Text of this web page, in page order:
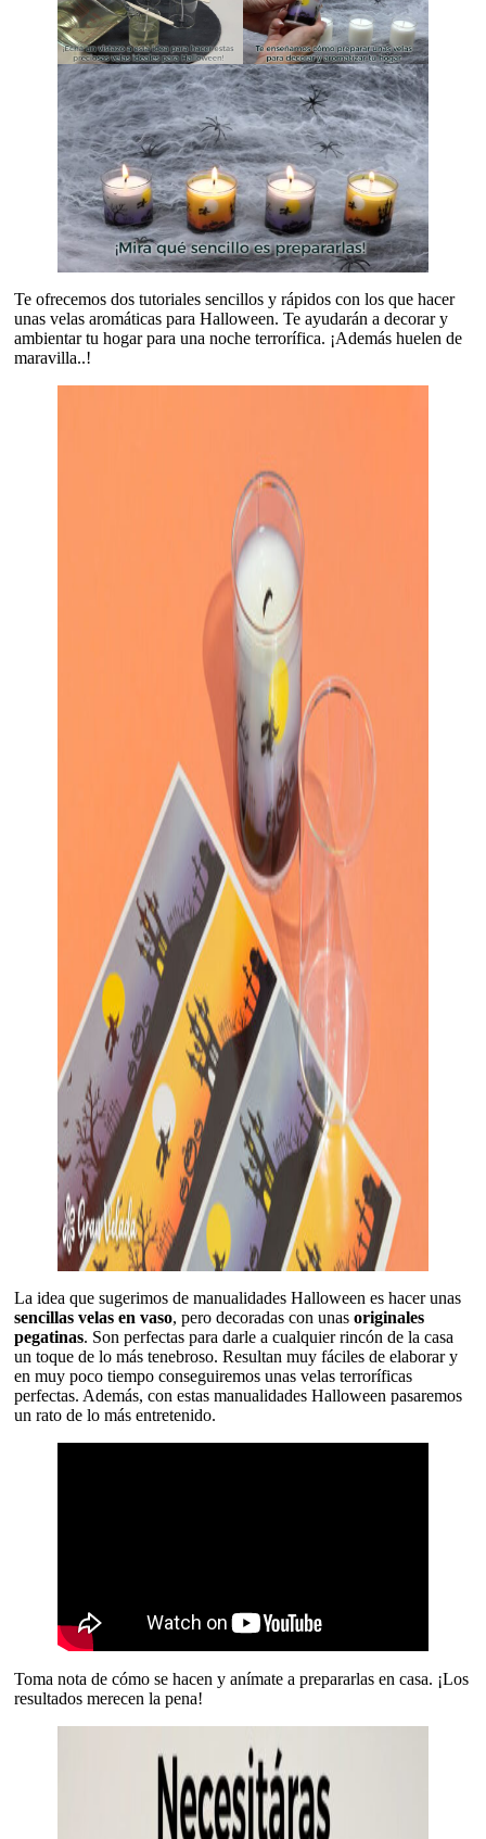
Te ofrecemos dos tutoriales sencillos y rápidos con los que hacer
unas velas aromáticas para Halloween. Te ayudarán a decorar y
ambientar tu hogar para una noche terrorífica. ¡Además huelen de
maravilla..!
La idea que sugerimos de manualidades Halloween es hacer unas
sencillas velas en vaso, pero decoradas con unas originales
pegatinas. Son perfectas para darle a cualquier rincón de la casa
un toque de lo más tenebroso. Resultan muy fáciles de elaborar y
en muy poco tiempo conseguiremos unas velas terroríficas
perfectas. Además, con estas manualidades Halloween pasaremos
un rato de lo más entretenido.
Toma nota de cómo se hacen y anímate a prepararlas en casa. ¡Los
resultados merecen la pena!